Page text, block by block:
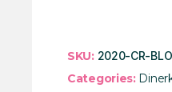
SKU: 2020-CR-
Categories: